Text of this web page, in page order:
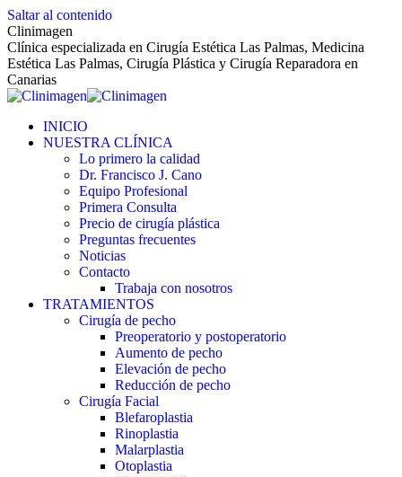
Saltar al contenido
Clinimagen
Clínica especializada en Cirugía Estética Las Palmas, Medicina
Estética Las Palmas, Cirugía Plástica y Cirugía Reparadora en
Canarias
INICIO
NUESTRA CLÍNICA
Lo primero la calidad
Dr. Francisco J. Cano
Equipo Profesional
Primera Consulta
Precio de cirugía plástica
Preguntas frecuentes
Noticias
Contacto
Trabaja con nosotros
TRATAMIENTOS
Cirugía de pecho
Preoperatorio y postoperatorio
Aumento de pecho
Elevación de pecho
Reducción de pecho
Cirugía Facial
Blefaroplastia
Rinoplastia
Malarplastia
Otoplastia